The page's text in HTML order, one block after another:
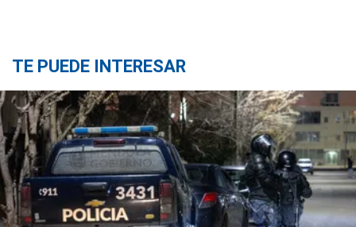
TE PUEDE INTERESAR